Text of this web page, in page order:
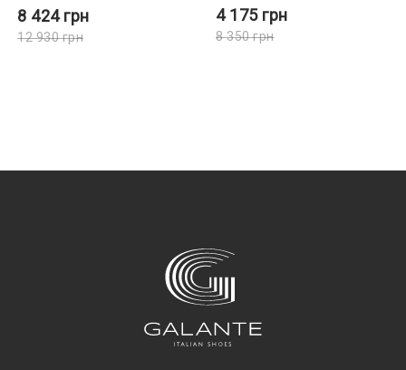
8 424грн
12 930грн
4 175 грн
8 350грн